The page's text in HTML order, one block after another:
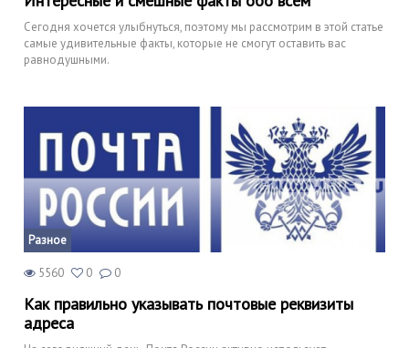
Сегодня хочется улыбнуться, поэтому мы рассмотрим в этой статье
самые удивительные факты, которые не смогут оставить вас
равнодушными.
Разное
5560 0 0
Как правильно указывать почтовые реквизиты
адреса